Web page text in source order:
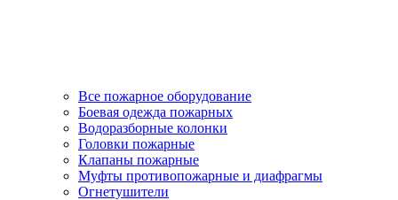
Все пожарное оборудование
Боевая одежда пожарных
Водоразборные колонки
Головки пожарные
Клапаны пожарные
Муфты противопожарные и диафрагмы
Огнетушители